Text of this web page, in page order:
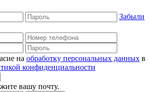
Забыли
на обработку персональных данных в
конфиденциальности
вашу почту.